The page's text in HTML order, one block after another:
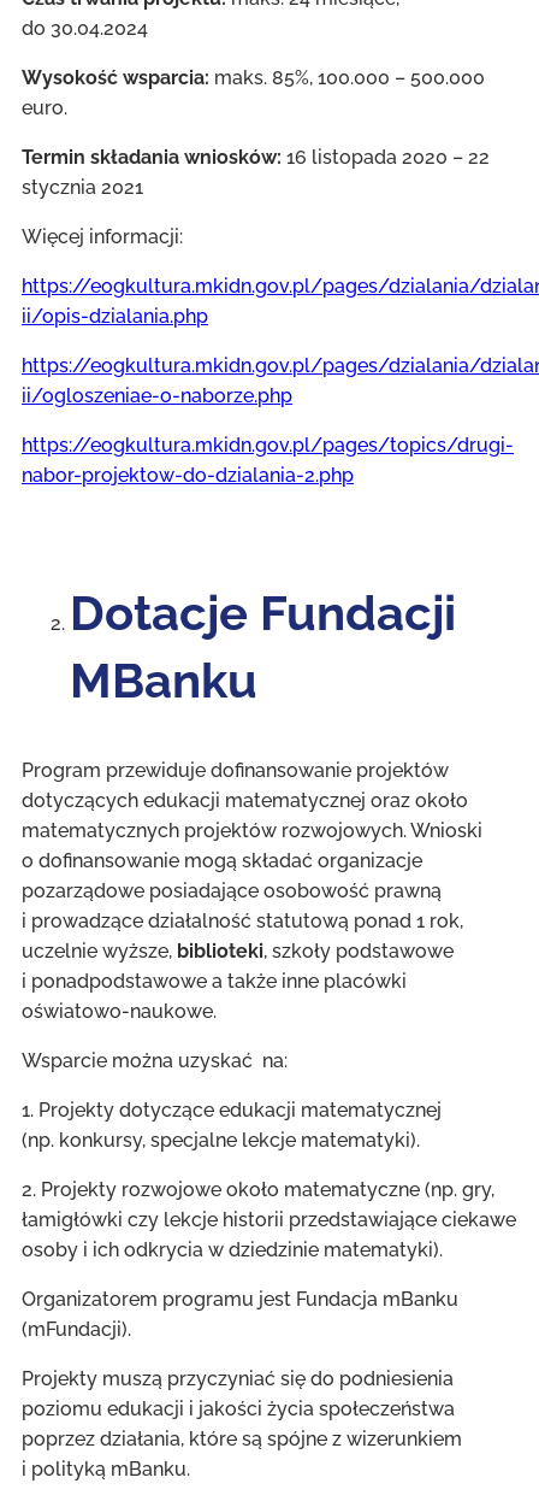
do 30.04.2024
Wysokość wsparcia: maks. 85%, 100.000 – 500.000
euro.
Termin składania wniosków: 16 listopada 2020 – 22
stycznia 2021
Więcej informacji:
https://eogkultura.mkidn.gov.pl/pages/dzialania/
ii/opis-dzialania.php
https://eogkultura.mkidn.gov.pl/pages/dzialania/
ii/ogloszeniae-o-naborze.php
https://eogkultura.mkidn.gov.pl/pages/topics/drugi-
nabor-projektow-do-dzialania-2.php
Dotacje Fundacji
MBanku
Program przewiduje dofinansowanie projektów
dotyczących edukacji matematycznej oraz około
matematycznych projektów rozwojowych. Wnioski
o dofinansowanie mogą składać organizacje
pozarządowe posiadające osobowość prawną
i prowadzące działalność statutową ponad 1 rok,
uczelnie wyższe, biblioteki, szkoły podstawowe
i ponadpodstawowe a także inne placówki
oświatowo-naukowe.
Wsparcie można uzyskać na:
1. Projekty dotyczące edukacji matematycznej
(np. konkursy, specjalne lekcje matematyki).
2. Projekty rozwojowe około matematyczne (np. gry,
łamigłówki czy lekcje historii przedstawiające ciekawe
osoby i ich odkrycia w dziedzinie matematyki).
Organizatorem programu jest Fundacja mBanku
(mFundacji).
Projekty muszą przyczyniać się do podniesienia
poziomu edukacji i jakości życia społeczeństwa
poprzez działania, które są spójne z wizerunkiem
i polityką mBanku.